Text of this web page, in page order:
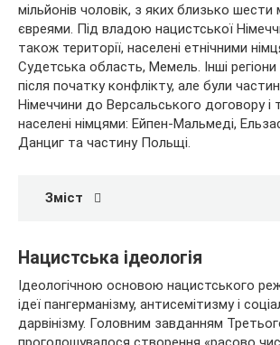
мільйонів чоловік, з яких близько шести
євреями. Під владою нацистської
також території, населені етнічними
Судетська область, Мемель. Інші регіони
після початку конфлікту, але були
Німеччини до Версальського договору і
населені німцями: Ейпен-Мальмеді,
Данциг та частину Польщі.
Зміст
Нацистська ідеологія
Ідеологічною основою нацистського
ідеї пангерманізму, антисемітизму і
дарвінізму. Головним завданням